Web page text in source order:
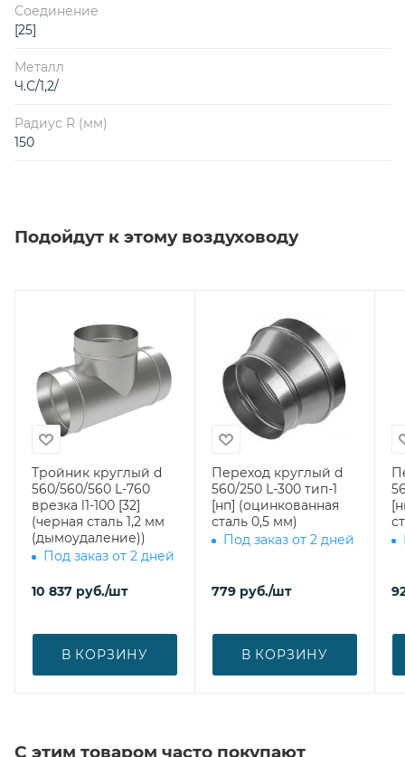
Соединение
[25]
Металл
Ч.С/1,2/
Радиус R (мм)
150
Подойдут к этому воздуховоду
Тройник круглый d
560/560/560 L-760
врезка l1-100 [32]
(черная сталь 1,2 мм
(дымоудаление))
Под заказ от 2 дней
10 837 руб./шт
В КОРЗИНУ
Переход круглый d
560/250 L-300 тип-1
[нп] (оцинкованная
сталь 0,5 мм)
Под заказ от 2 дней
779 руб./шт
В КОРЗИНУ
С этим товаром часто покупают